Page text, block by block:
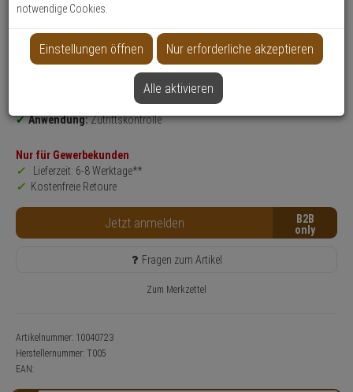
Produktmerkmale
Datenblatt drucken
Anwendung:Zutrittskontrolle
Nur für Gewerbekunden
Lieferzeit: 6-8 Werktage**
Kostenfreie Retoure
Jetzt anmelden B2B
Fragen zum Artikel
Zum Merkzettel
Artikelnummer: 10040723
Herstellernummer: T005
EAN:
notwendige Cookies.
Einstellungen öffnen Nur erforderliche akzeptieren
Alle aktivieren